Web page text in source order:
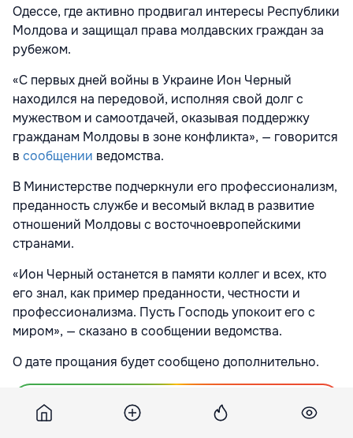
Одессе, где активно продвигал интересы Республики
Молдова и защищал права молдавских граждан за
рубежом.
«С первых дней войны в Украине Ион Черный
находился на передовой, исполняя свой долг с
мужеством и самоотдачей, оказывая поддержку
гражданам Молдовы в зоне конфликта», — говорится
в сообщении ведомства.
В Министерстве подчеркнули его профессионализм,
преданность службе и весомый вклад в развитие
отношений Молдовы с восточноевропейскими
странами.
«Ион Черный останется в памяти коллег и всех, кто
его знал, как пример преданности, честности и
профессионализма. Пусть Господь упокоит его с
миром», — сказано в сообщении ведомства.
О дате прощания будет сообщено дополнительно.
Подпишитесь на новости Point.md в Google